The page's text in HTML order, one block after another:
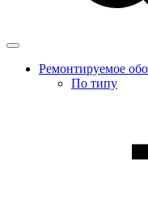
Ремонтируемое
По типу